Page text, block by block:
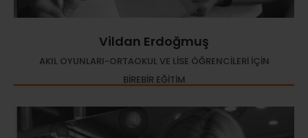
Vildan Erdoğmuş
AKIL OYUNLARI-ORTAOKUL VE LİSE ÖĞRENCİLERİ İÇİN
BİREBİR EĞİTİM